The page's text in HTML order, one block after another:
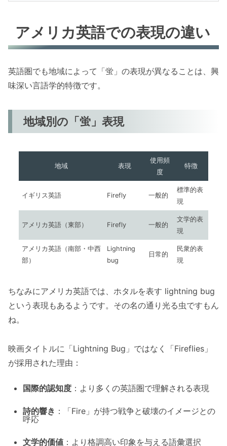
アメリカ英語での表現の違い
英語圏でも地域によって「蛍」の表現が異なることは、興
味深い言語学的特徴です。
地域別の「蛍」表現
地域 表現
使用頻
度
特徴
イギリス英語 Firefly 一般的
標準的表
現
アメリカ英語（東部） Firefly 一般的
文学的表
現
アメリカ英語（南部・中西
部）
Lightning
bug
日常的
民衆的表
現
ちなみにアメリカ英語では、ホタルを表す lightning bug
という表現もあるようです。その名の通り光る虫ですもん
ね。
映画タイトルに「Lightning Bug」ではなく「Fireflies」
が採用された理由：
国際的認知度 ：より多くの英語圏で理解される表現
詩的響き ：「Fire」が持つ戦争と破壊のイメージとの
呼応
文学的価値 ：より格調高い印象を与える語彙選択